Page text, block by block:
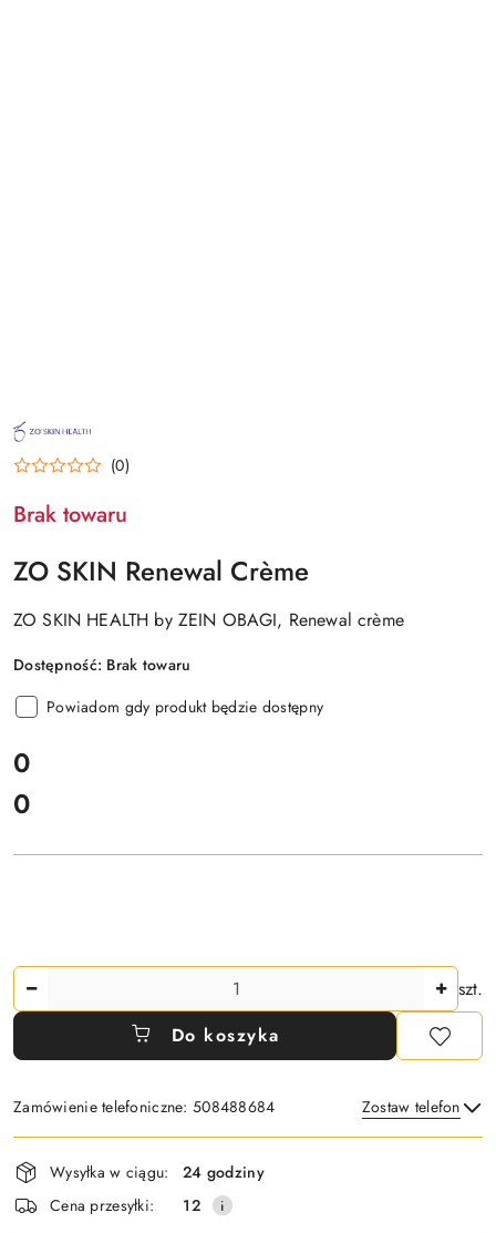
NAZWA
PRODUCENTA:
ZO
SKIN (0)
Brak towaru
ZO SKIN Renewal Crème
ZO SKIN HEALTH by ZEIN OBAGI, Renewal crème
Dostępność: Brak towaru
Powiadom gdy produkt będzie dostępny
cena:
0
Cena:
0
Ilość
szt.
Do koszyka
Zamówienie telefoniczne: 508488684 Zostaw telefon
Wyślij
Dostępność
i
dostawa
Wysyłka w ciągu:
24 godziny
Cena przesyłki:
12